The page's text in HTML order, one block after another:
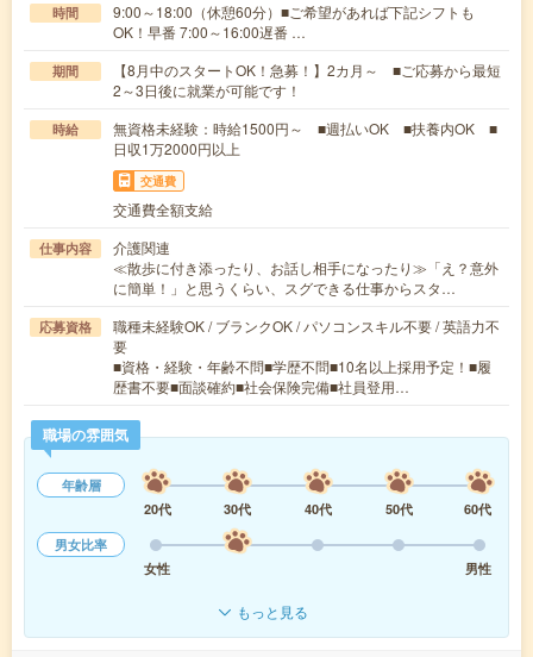
時間
9:00～18:00（休憩60分）■ご希望があれば下記シフトも
OK！早番 7:00～16:00遅番 …
期間
【8月中のスタートOK！急募！】2カ月～ ■ご応募から最短
2～3日後に就業が可能です！
時給
無資格未経験：時給1500円～ ■週払いOK ■扶養内OK ■
日収1万2000円以上
交通費
交通費全額支給
仕事内容
介護関連
≪散歩に付き添ったり、お話し相手になったり≫「え？意外
に簡単！」と思うくらい、スグできる仕事からスタ…
応募資格
職種未経験OK / ブランクOK / パソコンスキル不要 / 英語力不
要
■資格・経験・年齢不問■学歴不問■10名以上採用予定！■履
歴書不要■面談確約■社会保険完備■社員登用…
職場の雰囲気
年齢層
20代
30代 40代 50代
60代
男女比率
女性
男性
もっと見る